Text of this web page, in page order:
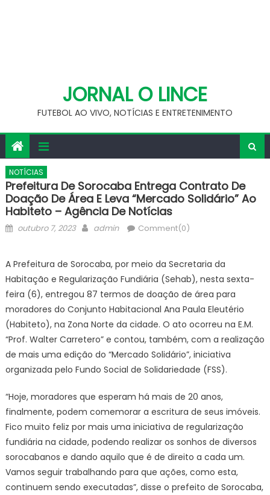
JORNAL O LINCE
FUTEBOL AO VIVO, NOTÍCIAS E ENTRETENIMENTO
NOTÍCIAS
Prefeitura De Sorocaba Entrega Contrato De
Doação De Área E Leva “Mercado Solidário” Ao
Habiteto – Agência De Notícias
Posted
outubro 7, 2023 Author
admin Comment(0)
A Prefeitura de Sorocaba, por meio da Secretaria da
Habitação e Regularização Fundiária (Sehab), nesta sexta-
feira (6), entregou 87 termos de doação de área para
moradores do Conjunto Habitacional Ana Paula Eleutério
(Habiteto), na Zona Norte da cidade. O ato ocorreu na E.M.
“Prof. Walter Carretero” e contou, também, com a realização
de mais uma edição do “Mercado Solidário”, iniciativa
organizada pelo Fundo Social de Solidariedade (FSS).
“Hoje, moradores que esperam há mais de 20 anos,
finalmente, podem comemorar a escritura de seus imóveis.
Fico muito feliz por mais uma iniciativa de regularização
fundiária na cidade, podendo realizar os sonhos de diversos
sorocabanos e dando aquilo que é de direito a cada um.
Vamos seguir trabalhando para que ações, como esta,
continuem sendo executadas”, disse o prefeito de Sorocaba,